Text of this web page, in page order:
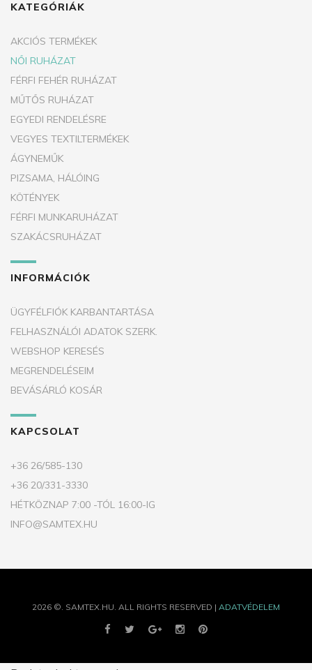
KATEGÓRIÁK
AKCIÓS TERMÉKEK
NŐI RUHÁZAT
FÉRFI FEHÉR RUHÁZAT
MŰTŐS RUHÁZAT
EGYEDI RENDELÉSRE
VEGYES TEXTILTERMÉKEK
ÁGYNEMŰK
PIZSAMA, HÁLÓING
KÖTÉNYEK
FÉRFI MUNKARUHÁZAT
SZAKÁCSRUHÁZAT
INFORMÁCIÓK
ÜGYFÉLFIÓK KARBANTARTÁSA
FELHASZNÁLÓI ADATOK SZERK.
WEBSHOP KERESÉS
MEGRENDELÉSEIM
BEVÁSÁRLÓ KOSÁR
KAPCSOLAT
+36 26/585-130
+36 20/331-3330
HÉTKÖZNAP 7:00 -TÓL 16:00-IG
INFO@SAMTEX.HU
2026 ©. SAMTEX.HU. ALL RIGHTS RESERVED | ADATVÉDELEM